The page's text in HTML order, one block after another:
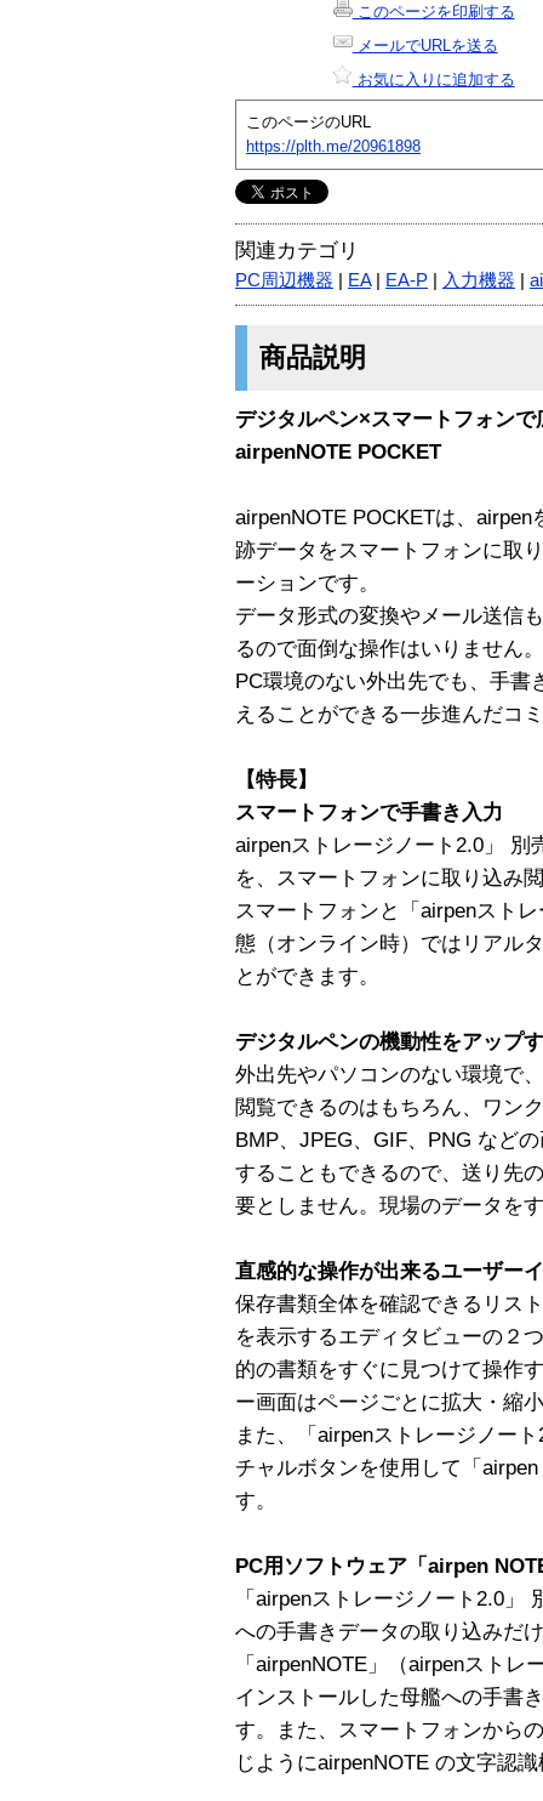
このページを印刷する
メールでURLを送る
お気に入りに追加する
このページのURL
https://plth.me/20961898
関連カテゴリ
PC周辺機器 EA| EA-P 入力機器
商品説明
デジタルペン×スマートフォン
airpenNOTE POCKET
airpenNOTE POCKETは、
跡データをスマートフォンに取
ーションです。
データ形式の変換やメール送信
るので面倒な操作はいりません。
PC環境のない外出先でも、手書
えることができる一歩進んだコ
【特長】
スマートフォンで手書き入力
airpenストレージノート2.0」 別
を、スマートフォンに取り込み
スマートフォンと「airpenスト
態（オンライン時）ではリアル
とができます。
デジタルペンの機動性をアップ
外出先やパソコンのない環境で
閲覧できるのはもちろん、ワン
BMP、JPEG、GIF、PNG など
することもできるので、送り先
要としません。現場のデータを
直感的な操作が出来るユーザー
保存書類全体を確認できるリス
を表示するエディタビューの２
的の書類をすぐに見つけて操作
ー画面はページごとに拡大・縮
また、「airpenストレージノー
チャルボタンを使用して「
す。
PC用ソフトウェア「airpen
「airpenストレージノート2.0」
への手書きデータの取り込みだ
「airpenNOTE」（airpenスト
インストールした母艦への手書
す。また、スマートフォンから
じようにairpenNOTE の文字認